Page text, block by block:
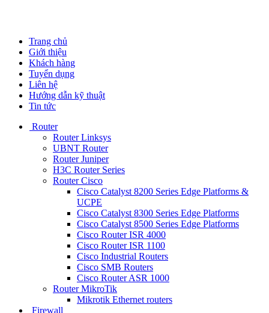
Trang chủ
Giới thiệu
Khách hàng
Tuyển dụng
Liên hệ
Hướng dẫn kỹ thuật
Tin tức
Router
Router Linksys
UBNT Router
Router Juniper
H3C Router Series
Router Cisco
Cisco Catalyst 8200 Series Edge Platforms &
UCPE
Cisco Catalyst 8300 Series Edge Platforms
Cisco Catalyst 8500 Series Edge Platforms
Cisco Router ISR 4000
Cisco Router ISR 1100
Cisco Industrial Routers
Cisco SMB Routers
Cisco Router ASR 1000
Router MikroTik
Mikrotik Ethernet routers
Firewall